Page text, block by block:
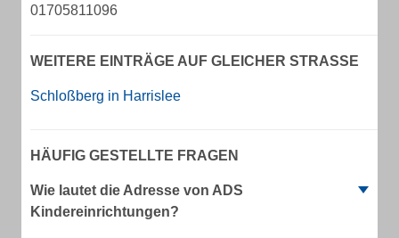
01705811096
WEITERE EINTRÄGE AUF GLEICHER STRASSE
Schloßberg in Harrislee
HÄUFIG GESTELLTE FRAGEN
Wie lautet die Adresse von ADS
Kindereinrichtungen?